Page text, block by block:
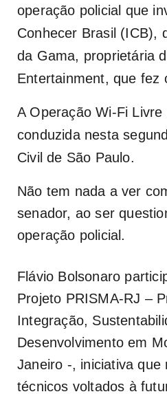
operação policial que
Conhecer Brasil (ICB),
da Gama, proprietária
Entertainment, que fez
A Operação Wi-Fi Livre
conduzida nesta
Civil de São Paulo.
Não tem nada a ver
senador, ao ser
operação policial.
Flávio Bolsonaro
Projeto PRISMA-RJ –
Integração,
Desenvolvimento em
Janeiro -, iniciativa que
técnicos voltados à